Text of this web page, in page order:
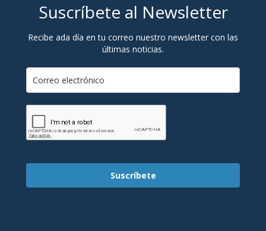
Suscríbete al Newsletter
Recibe ada día en tu correo nuestro newsletter con las
últimas noticias.
Suscríbete